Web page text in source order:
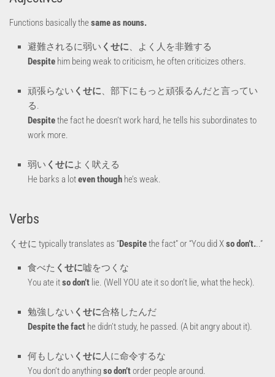
Functions basically thesame as nouns.
避難されるに弱い くせに 、よく人を非難する
Despite him being weak to criticism, he often criticizes others.
頑張らない くせに 、部下にもっと頑張るんだと言ってい
る.
Despitethe fact he doesn’t work hard, he tells his subordinates to
work more.
弱い くせによく吠える
He barks a loteven though he’s weak.
Verbs
くせに typically translates as “Despitethe fact” or “You did Xso don’t. ..”
食べた くせに嘘をつくな
You ate itsodon’t lie. (Well YOU ate it so don’t lie, what the heck).
勉強しない くせに合格したんだ
Despite the fact he didn’t study, he passed. (A bit angry about it).
何もしない くせに 人に命令するな
You don’t do anythingso don’torder people around.